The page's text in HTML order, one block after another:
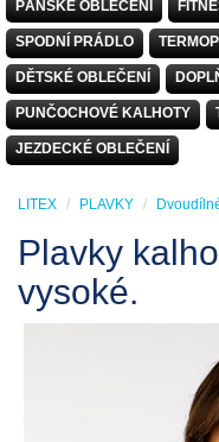
PÁNSKÉ OBLEČENÍ
SPODNÍ PRÁDLO
DĚTSKÉ OBLEČENÍ
PUNČOCHOVÉ KALHOTY
JEZDECKÉ OBLEČENÍ
LITEX PLAVKY
Plavky
vysoké.